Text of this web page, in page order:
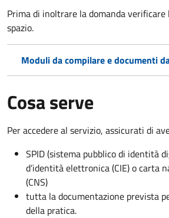
Prima di inoltrare la domanda
spazio.
Moduli da compilare e documenti
Cosa serve
Per accedere al servizio, assicurati di
SPID (sistema pubblico di identità
d’identità elettronica (CIE) o carta
(CNS)
tutta la documentazione prevista
della pratica.